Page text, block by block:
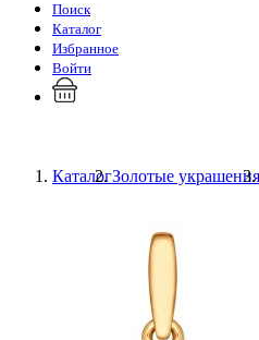
Поиск
Каталог
Избранное
Войти
КаталогЗолотые украшения